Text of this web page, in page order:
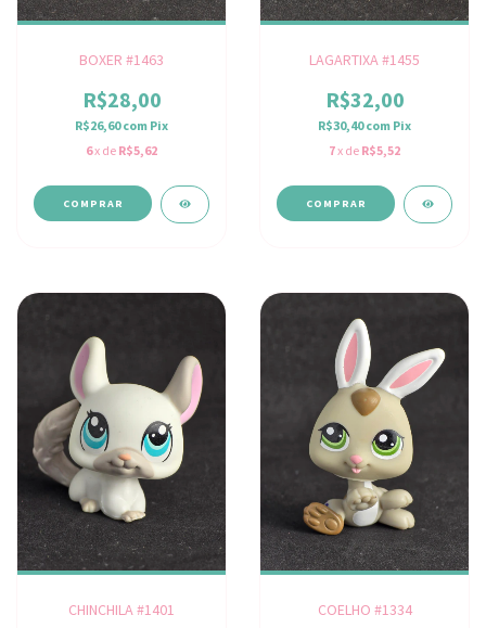
BOXER #1463
R$28,00
R$26,60com Pix
6x de R$5,62
LAGARTIXA #1455
R$32,00
R$30,40com Pix
7x de R$5,52
CHINCHILA #1401 COELHO #1334